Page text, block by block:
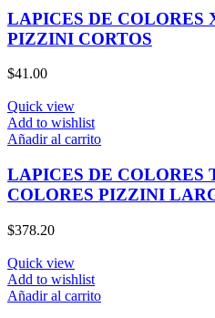
LAPICES DE COLORES
PIZZINI CORTOS
$41.00
Quick view
Add to wishlist
Añadir al carrito
LAPICES DE COLORES
COLORES PIZZINI
$378.20
Quick view
Add to wishlist
Añadir al carrito